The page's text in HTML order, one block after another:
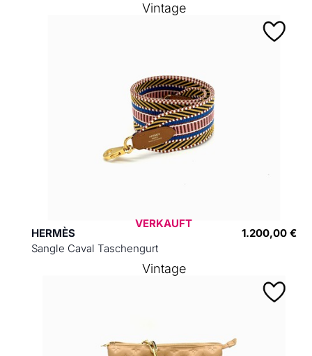
HERMÈS
Sangle Caval Taschengurt
1.200,00 €
VERKAUFT
Vintage
Vintage